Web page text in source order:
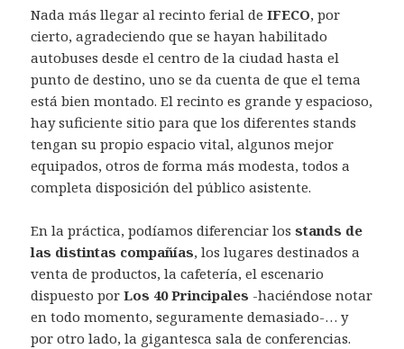
Nada más llegar al recinto ferial deIFECO, por
cierto, agradeciendo que se hayan habilitado
autobuses desde el centro de la ciudad hasta el
punto de destino, uno se da cuenta de que el tema
está bien montado. El recinto es grande y espacioso,
hay suficiente sitio para que los diferentes stands
tengan su propio espacio vital, algunos mejor
equipados, otros de forma más modesta, todos a
completa disposición del público asistente.
En la práctica, podíamos diferenciar losstands de
las distintas compañías, los lugares destinados a
venta de productos, la cafetería, el escenario
dispuesto porLos 40 Principales -haciéndose notar
en todo momento, seguramente demasiado-… y
por otro lado, la gigantesca sala de conferencias.